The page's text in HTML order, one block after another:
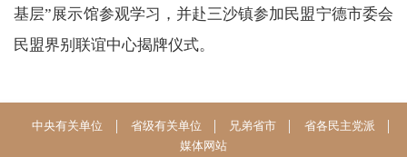
基层”展示馆参观学习，并赴三沙镇参加民盟宁德市委会
民盟界别联谊中心揭牌仪式。
中央有关单位 省级有关单位 兄弟省市
省各民主党派
媒体网站